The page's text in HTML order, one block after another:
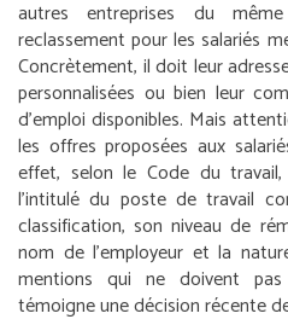
autres entreprises du
reclassement pour les salariés
Concrètement, il doit leur
personnalisées ou bien leur
d’emploi disponibles. Mais
les offres proposées aux
effet, selon le Code du
l’intitulé du poste de travail
classification, son niveau de
nom de l’employeur et la
mentions qui ne doivent
témoigne une décision récente